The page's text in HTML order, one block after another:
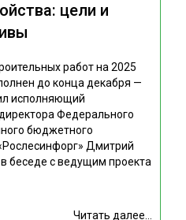
цели и
работ на 2025
до конца декабря —
исполняющий
Федерального
бюджетного
Дмитрий
беседе с ведущим проекта
Читать далее...